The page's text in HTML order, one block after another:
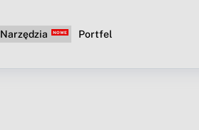
Narzędzia Portfel